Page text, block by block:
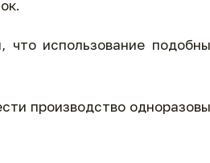
что использование
производство